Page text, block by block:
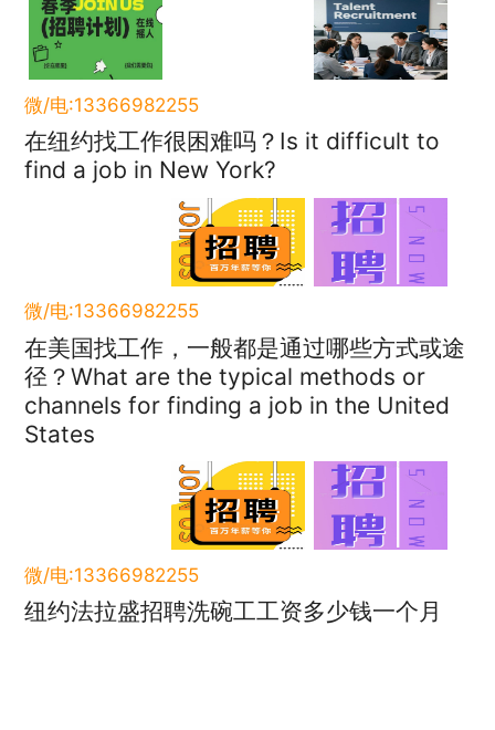
微/电:13366982255
在纽约找工作很困难吗？Is it difficult to
find a job in New York?
微/电:13366982255
在美国找工作，一般都是通过哪些方式或途
径？What are the typical methods or
channels for finding a job in the United
States
微/电:13366982255
纽约法拉盛招聘洗碗工工资多少钱一个月